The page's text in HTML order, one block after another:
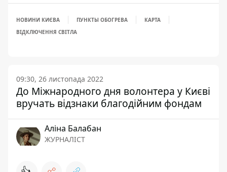
НОВИНИ КИЄВА ПУНКТЫ ОБОГРЕВА
КАРТА
ВІДКЛЮЧЕННЯ СВІТЛА
09:30, 26 листопада 2022
До Міжнародного дня волонтера у Києві
вручать відзнаки благодійним фондам
Аліна Балабан
ЖУРНАЛІСТ